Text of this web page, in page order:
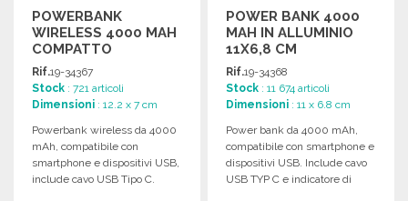
POWERBANK
WIRELESS 4000 MAH
COMPATTO
Rif.19-34367
Stock : 721 articoli
Dimensioni : 12.2 x 7 cm
Powerbank wireless da 4000
mAh, compatibile con
smartphone e dispositivi USB,
include cavo USB Tipo C.
POWER BANK 4000
MAH IN ALLUMINIO
11X6,8 CM
Rif.19-34368
Stock : 11 674 articoli
Dimensioni : 11 x 6.8 cm
Power bank da 4000 mAh,
compatibile con smartphone e
dispositivi USB. Include cavo
USB TYP C e indicatore di